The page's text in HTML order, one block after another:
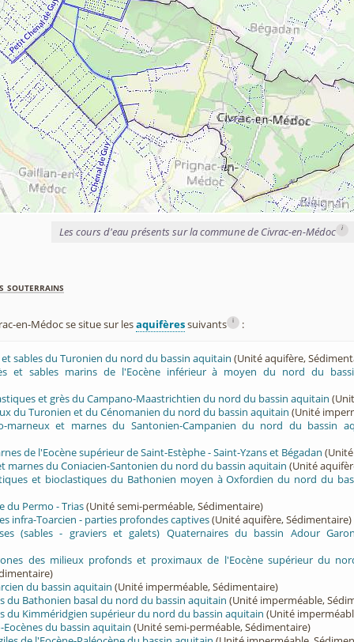
Les cours d'eau présents sur la commune de Civrac-en-Médoc i
souterrains
en-Médoc se situe sur lesaquifèressuivants i :
et sables du Turonien du nord du bassin aquitain (Unité aquifère,
et sables marins de l'Eocène inférieur à moyen du nord du
et grès du Campano-Maastrichtien du nord du bassin aquitain
du Turonien et du Cénomanien du nord du bassin aquitain (Unité
marneux et marnes du Santonien-Campanien du nord du bassin
de l'Eocène supérieur de Saint-Estèphe - Saint-Yzans et Bégadan
marnes du Coniacien-Santonien du nord du bassin aquitain (Unité
et bioclastiques du Bathonien moyen à Oxfordien du nord du
du Permo - Trias(Unité semi-perméable, Sédimentaire)
infra-Toarcien - parties profondes captives(Unité aquifère, Sédimentaire)
(sables - graviers et galets) Quaternaires du bassin Adour
des milieux profonds et proximaux de l'Eocène supérieur du
du bassin aquitain (Unité imperméable, Sédimentaire)
du Bathonien basal du nord du bassin aquitain (Unité imperméable,
du Kimméridgien supérieur du nord du bassin aquitain (Unité
Eocènes du bassin aquitain (Unité semi-perméable, Sédimentaire)